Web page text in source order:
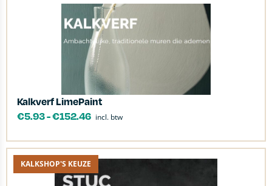
Kalkverf LimePaint
€5.93-€152.46 incl. btw
KALKSHOP'S KEUZE